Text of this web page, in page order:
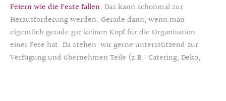
Feiern wie die Feste fallen. Das kann schonmal zur
Herausforderung werden. Gerade dann, wenn man
eigentlich gerade gar keinen Kopf für die Organisation
einer Fete hat. Da stehen wir gerne unterstützend zur
Verfügung und übernehmen Teile (z.B.: Catering, Deko,